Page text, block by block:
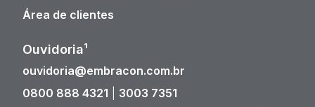
Área de clientes
Ouvidoria¹
ouvidoria@embracon.com.br
0800 888 4321
3003 7351